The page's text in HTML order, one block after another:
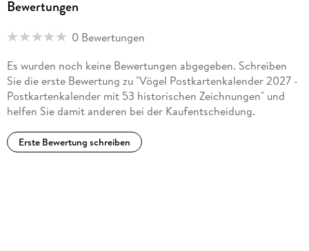
Bewertungen
0 Bewertungen
Es wurden noch keine Bewertungen abgegeben. Schreiben
Sie die erste Bewertung zu "Vögel Postkartenkalender 2027 -
Postkartenkalender mit 53 historischen Zeichnungen" und
helfen Sie damit anderen bei der Kaufentscheidung.
Erste Bewertung schreiben